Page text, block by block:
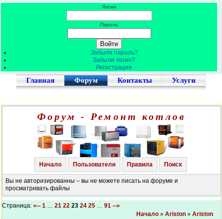
Логин
Пароль
Забыли пароль?
Забыли логин?
Регистрация
Главная Форум Контакты Услуги
Форум - Ремонт котлов
Начало Пользователи Правила Поиск
Вы не авторизированны – вы не можете писать на форуме и
просматривать файлы
Страница: «-- 1 … 21 22 23 24 25 … 91 --»
Начало » Ariston » Ariston